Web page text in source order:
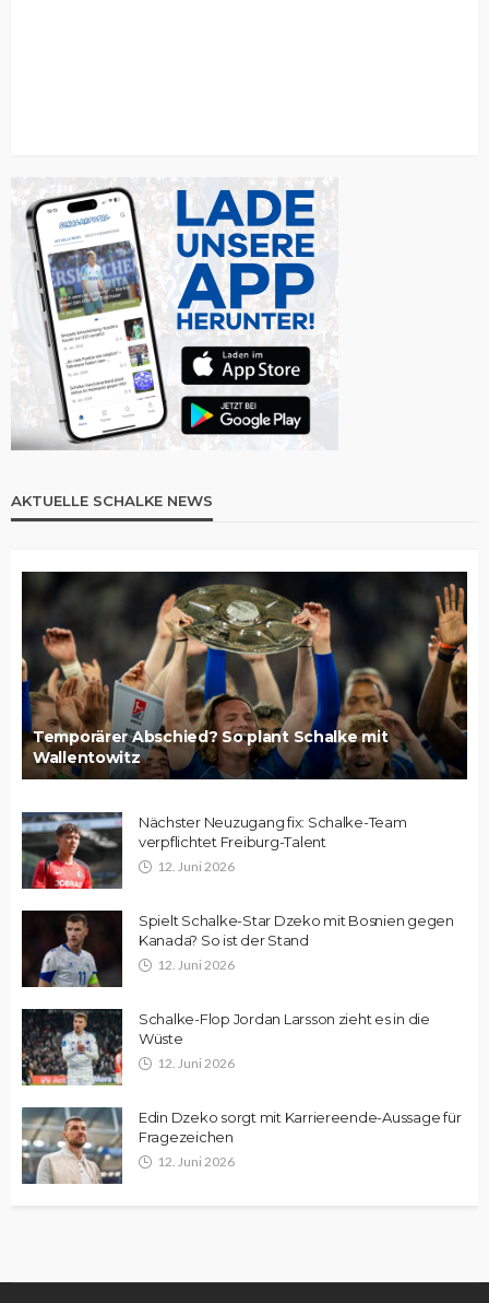
AKTUELLE SCHALKE NEWS
Temporärer Abschied? So plant Schalke mit
Wallentowitz
Nächster Neuzugang fix: Schalke-Team
verpflichtet Freiburg-Talent
12. Juni 2026
Spielt Schalke-Star Dzeko mit Bosnien gegen
Kanada? So ist der Stand
12. Juni 2026
Schalke-Flop Jordan Larsson zieht es in die
Wüste
12. Juni 2026
Edin Dzeko sorgt mit Karriereende-Aussage für
Fragezeichen
12. Juni 2026